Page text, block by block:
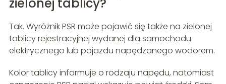
Tak. Wyróżnik PSR może pojawić się także na zielonej
tablicy rejestracyjnej wydanej dla samochodu
elektrycznego lub pojazdu napędzanego wodorem.
Kolor tablicy informuje o rodzaju napędu, natomiast